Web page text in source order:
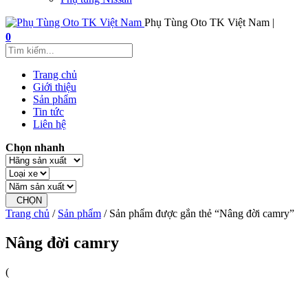
Phụ Tùng Oto TK Việt Nam |
0
Trang chủ
Giới thiệu
Sản phẩm
Tin tức
Liên hệ
Chọn nhanh
CHỌN
Trang chủ / Sản phẩm / Sản phẩm được gắn thẻ “Nâng đời camry”
Nâng đời camry
(